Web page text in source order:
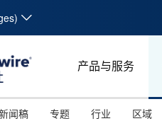
产品与服务
闻稿 专题 行业 区域